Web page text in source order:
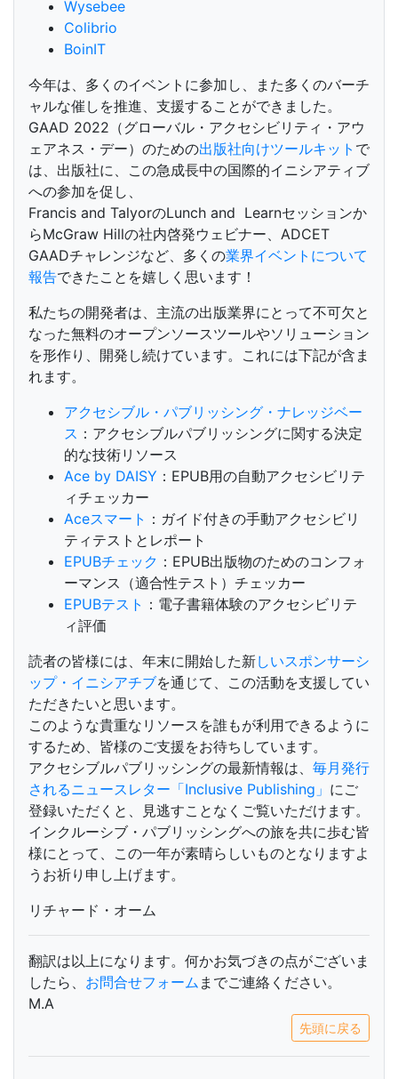
Wysebee
Colibrio
BoinIT
今年は、多くのイベントに参加し、また多くのバーチ
ャルな催しを推進、支援することができました。
GAAD 2022（グローバル・アクセシビリティ・アウ
ェアネス・デー）のための出版社向けツールキット で
は、出版社に、この急成長中の国際的イニシアティブ
への参加を促し、
Francis and TalyorのLunch and Learnセッションか
らMcGraw Hillの社内啓発ウェビナー、ADCET
GAADチャレンジなど、多くの業界イベントについて
報告できたことを嬉しく思います！
私たちの開発者は、主流の出版業界にとって不可欠と
なった無料のオープンソースツールやソリューション
を形作り、開発し続けています。これには下記が含ま
れます。
アクセシブル・パブリッシング・ナレッジベー
ス ：アクセシブルパブリッシングに関する決定
的な技術リソース
Ace by DAISY ：EPUB用の自動アクセシビリテ
ィチェッカー
Aceスマート ：ガイド付きの手動アクセシビリ
ティテストとレポート
EPUBチェック ：EPUB出版物のためのコンフォ
ーマンス（適合性テスト）チェッカー
EPUBテスト ：電子書籍体験のアクセシビリテ
ィ評価
読者の皆様には、年末に開始した新しいスポンサーシ
ップ・イニシアチブを通じて、この活動を支援してい
ただきたいと思います。
このような貴重なリソースを誰もが利用できるように
するため、皆様のご支援をお待ちしています。
アクセシブルパブリッシングの最新情報は、 毎月発行
されるニュースレター「Inclusive Publishing」 にご
登録いただくと、見逃すことなくご覧いただけます。
インクルーシブ・パブリッシングへの旅を共に歩む皆
様にとって、この一年が素晴らしいものとなりますよ
うお祈り申し上げます。
リチャード・オーム
翻訳は以上になります。何かお気づきの点がございま
したら、 お問合せフォーム までご連絡ください。
M.A
先頭に戻る